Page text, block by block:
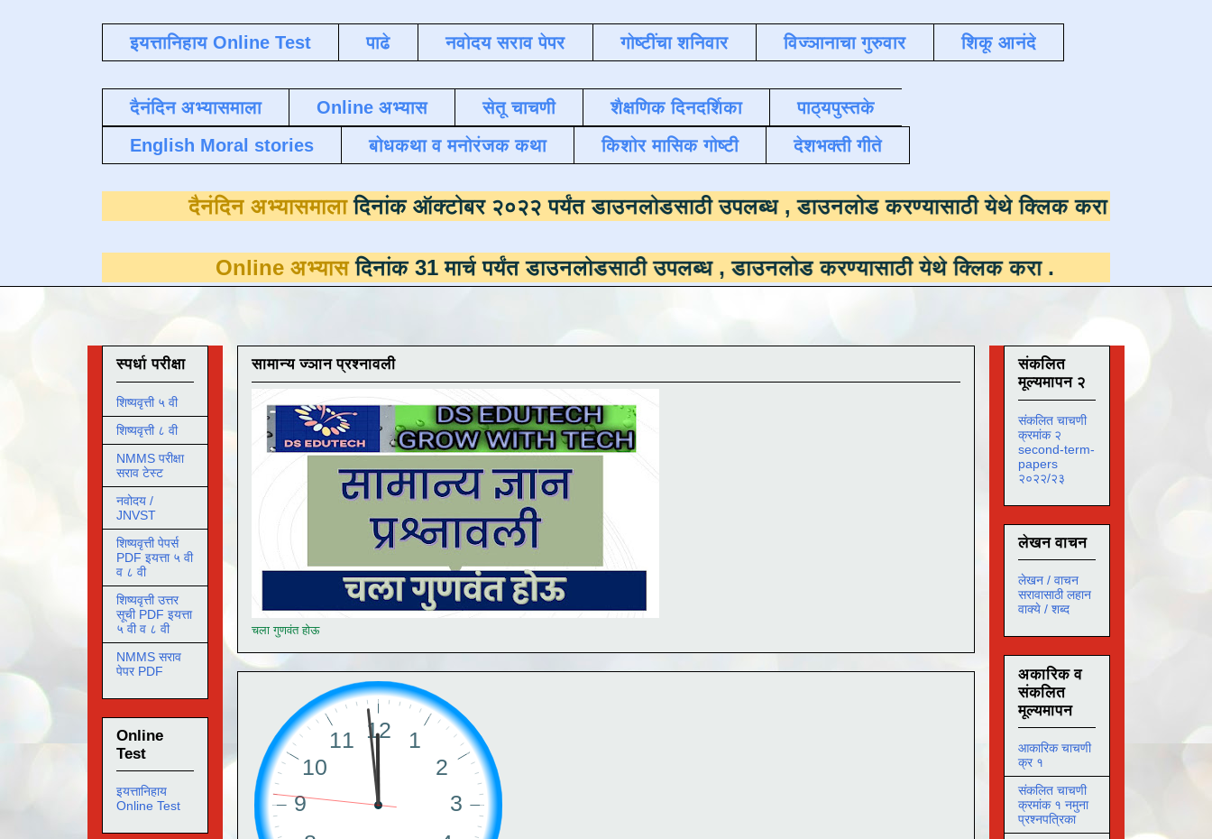
इयत्तानिहाय Online Test पाढे नवोदय सराव पेपर गोष्टींचा शनिवार विज्ञानाचा गुरुवार शिकू आनंदे
दैनंदिन अभ्यासमाला Online अभ्यास सेतू चाचणी शैक्षणिक दिनदर्शिका
पाठ्यपुस्तके
English Moral stories
बोधकथा व मनोरंजक कथा किशोर मासिक गोष्टी देशभक्ती गीते
दैनंदिन अभ्यासमालादिनांक ऑक्टोबर २०२२ पर्यंत डाउनलोडसाठी उपलब्ध ,डाउनलोड करण्यासाठी येथे क्लिक करा
Online अभ्यासदिनांक 31 मार्च पर्यंत डाउनलोडसाठी उपलब्ध ,डाउनलोड करण्यासाठी येथे क्लिक करा.
सामान्य ज्ञान प्रश्नावली
चला गुणवंत होऊ
स्पर्धा परीक्षा
शिष्यवृत्ती ५ वी
शिष्यवृत्ती ८ वी
NMMS परीक्षा
सराव टेस्ट
नवोदय /
JNVST
शिष्यवृत्ती पेपर्स
PDF इयत्ता ५ वी
व ८ वी
शिष्यवृत्ती उत्तर
सूची PDF इयत्ता
५ वी व ८ वी
NMMS सराव
पेपर PDF
Online
Test
इयत्तानिहाय
Online Test
संकलित
मूल्यमापन २
संकलित चाचणी
क्रमांक २
second-term-
papers
२०२२/२३
लेखन वाचन
लेखन / वाचन
सरावासाठी लहान
वाक्ये / शब्द
अकारिक व
संकलित
मूल्यमापन
आकारिक चाचणी
क्र १
संकलित चाचणी
क्रमांक १ नमुना
प्रश्नपत्रिका